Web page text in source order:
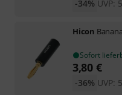
UVP:
-34%
Hicon
Sofort
3,80 €
UVP:
-36%